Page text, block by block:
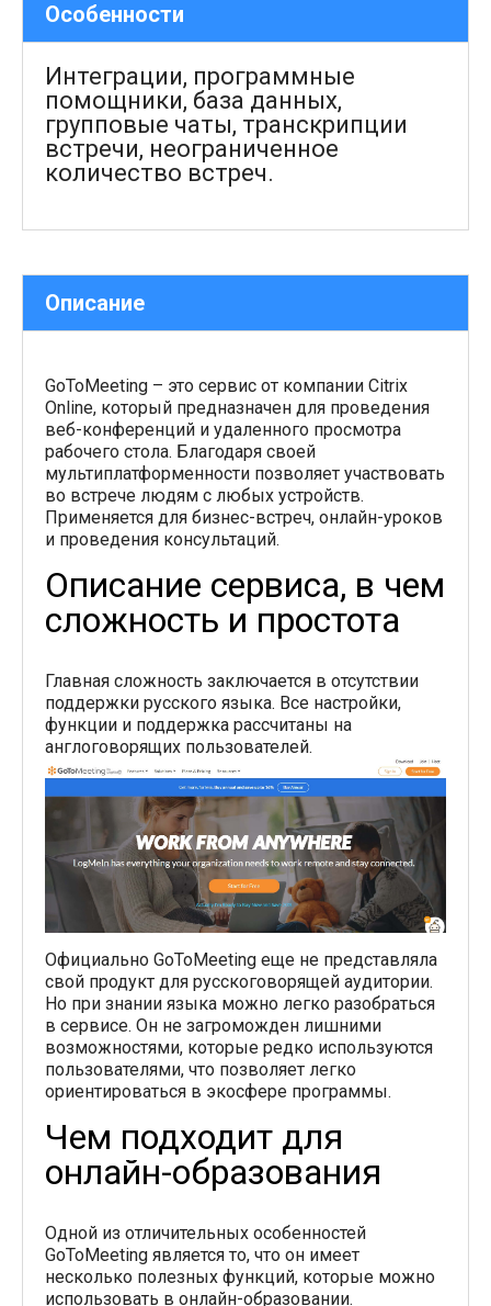
Особенности
Интеграции, программные
помощники, база данных,
групповые чаты, транскрипции
встречи, неограниченное
количество встреч.
Описание
GoToMeeting – это сервис от компании Citrix
Online, который предназначен для проведения
веб-конференций и удаленного просмотра
рабочего стола. Благодаря своей
мультиплатформенности позволяет участвовать
во встрече людям с любых устройств.
Применяется для бизнес-встреч, онлайн-уроков
и проведения консультаций.
Описание сервиса, в чем
сложность и простота
Главная сложность заключается в отсутствии
поддержки русского языка. Все настройки,
функции и поддержка рассчитаны на
англоговорящих пользователей.
Официально GoToMeeting еще не представляла
свой продукт для русскоговорящей аудитории.
Но при знании языка можно легко разобраться
в сервисе. Он не загроможден лишними
возможностями, которые редко используются
пользователями, что позволяет легко
ориентироваться в экосфере программы.
Чем подходит для
онлайн-образования
Одной из отличительных особенностей
GoToMeeting является то, что он имеет
несколько полезных функций, которые можно
использовать в онлайн-образовании.